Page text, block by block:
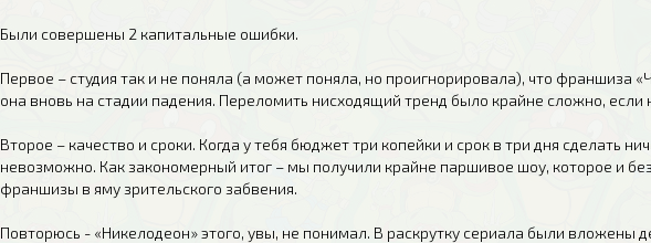
Были совершены 2 капитальные ошибки.
Первое – студия так и не поняла (а может поняла, но проигнорировала), что франшиза
она вновь на стадии падения. Переломить нисходящий тренд было крайне сложно,
Второе – качество и сроки. Когда у тебя бюджет три копейки и срок в три дня сделать
невозможно. Как закономерный итог – мы получили крайне паршивое шоу, которое и
франшизы в яму зрительского забвения.
Повторюсь - «Никелодеон» этого, увы, не понимал. В раскрутку сериала были вложены